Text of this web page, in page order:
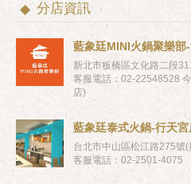
分店資訊
藍象廷MINI火鍋聚樂部
新北市板橋區文化路二段
客服電話：02-22548528
店)
藍象廷泰式火鍋-行天宮
台北市中山區松江路275號
客服電話：02-2501-4075